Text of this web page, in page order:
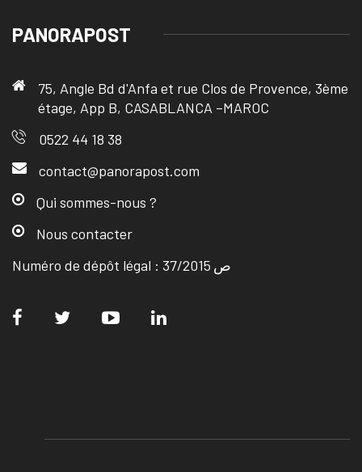
PANORAPOST
75, Angle Bd d'Anfa et rue Clos de Provence, 3ème
étage, App B, CASABLANCA –MAROC
0522 44 18 38
contact@panorapost.com
Qui sommes-nous ?
Nous contacter
Numéro de dépôt légal : ص 37/2015